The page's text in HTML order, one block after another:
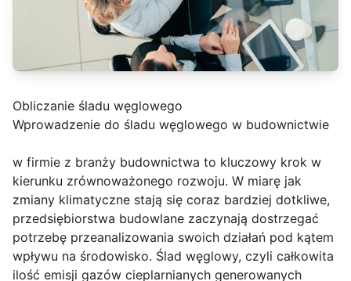
Obliczanie śladu węglowego
Wprowadzenie do śladu węglowego w budownictwie
w firmie z branży budownictwa to kluczowy krok w
kierunku zrównoważonego rozwoju. W miarę jak
zmiany klimatyczne stają się coraz bardziej dotkliwe,
przedsiębiorstwa budowlane zaczynają dostrzegać
potrzebę przeanalizowania swoich działań pod kątem
wpływu na środowisko. Ślad węglowy, czyli całkowita
ilość emisji gazów cieplarnianych generowanych